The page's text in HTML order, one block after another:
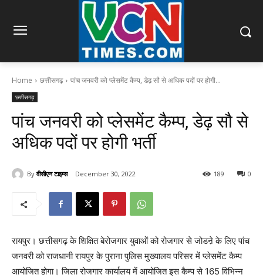
Home छत्तीसगढ़ पांच जनवरी को प्लेसमेंट कैम्प, डेढ़ सौ से अधिक पदों पर होगी...
छत्तीसगढ़
पांच जनवरी को प्लेसमेंट कैम्प, डेढ़ सौ से
अधिक पदों पर होगी भर्ती
By वीसीएन टाइम्स December 30, 2022 0
189
रायपुर। छत्तीसगढ़ के शिक्षित बेरोजगार युवाओं को रोजगार से जोडऩे के लिए पांच
जनवरी को राजधानी रायपुर के पुराना पुलिस मुख्यालय परिसर में प्लेसमेंट कैम्प
आयोजित होगा। जिला रोजगार कार्यालय में आयोजित इस कैम्प से 165 विभिन्न